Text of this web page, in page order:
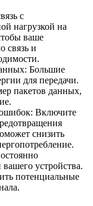
с
нагрузкой на
ваше
связь и
Большие
для передачи.
пакетов данных,
Включите
снизить
устройства.
потенциальные